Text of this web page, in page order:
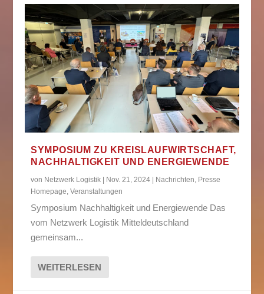
SYMPOSIUM ZU KREISLAUFWIRTSCHAFT,
NACHHALTIGKEIT UND ENERGIEWENDE
von Netzwerk Logistik Nov. 21, 2024 Nachrichten, Presse
Homepage,Veranstaltungen
Symposium Nachhaltigkeit und Energiewende Das
vom Netzwerk Logistik Mitteldeutschland
gemeinsam...
WEITERLESEN